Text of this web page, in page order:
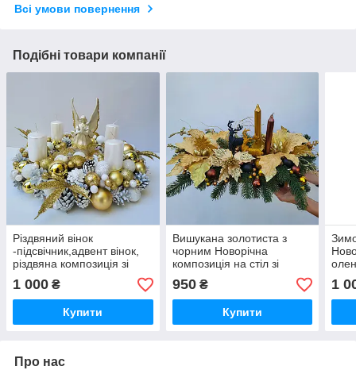
Всі умови повернення
Подібні товари компанії
Різдвяний вінок
-підсвічник,адвент вінок,
різдвяна композиція зі
свічками на стіл. різдвяний
янгол
1 000 ₴
Купити
Вишукана золотиста з
чорним Новорічна
композиція на стіл зі
свічками
950₴
Купити
1
Про нас